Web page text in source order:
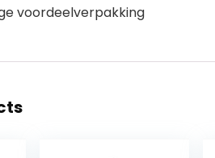
voordeelverpakking